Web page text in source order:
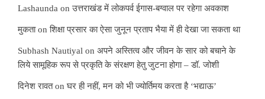
Lashaunda onउत्तराखंड में लोकपर्व ईगास-बग्वाल पर रहेगा अवकाश
मुकताonशिक्षा प्रसार का ऐसा जुनून प्रताप भैया में ही देखा जा सकता था
Subhash Nautiyal on अपने अस्तित्व और जीवन के सार को बचाने के
लिये सामूहिक रूप से प्रकृति के संरक्षण हेतु जुटना होगा – डॉ. जोशी
दिनेश रावतonघर ही नहीं, मन को भी ज्योर्तिमय करता है ‘भद्याऊ’